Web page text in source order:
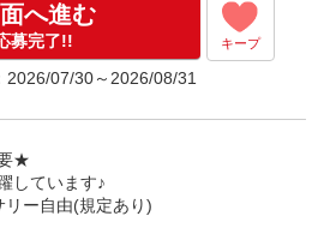
,
(規定有)
。○。・゜+゜
へ進む
募完了!! キープ
2026/07/30～2026/08/31
★
しています♪
ー自由(規定あり)